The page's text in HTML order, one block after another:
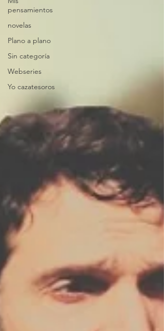
pensamientos
novelas
Plano a plano
Sin categoría
Webseries
Yo cazatesoros